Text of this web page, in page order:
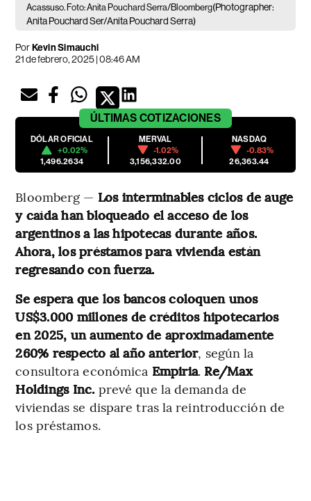
Acassuso. Foto: Anita Pouchard Serra/Bloomberg(Photographer:
Anita Pouchard Ser/Anita Pouchard Serra)
PorKevin Simauchi
21 de febrero, 2025 | 08:46 AM
ÚLTIMAS COTIZACIONES
DÓLAR OFICIAL
+0.02%
1,496.2634
MERVAL
-1.02%
3,156,332.00
NASDAQ
-0.83%
26,363.44
Bloomberg — Los interminables ciclos de auge
y caída han bloqueado el acceso de los
argentinos a las hipotecas durante años.
Ahora, los préstamos para vivienda están
regresando con fuerza.
Se espera que los bancos coloquen unos
US$3.000 millones de créditos hipotecarios
en 2025, un aumento de aproximadamente
260% respecto al año anterior, según la
consultora económica Empiria. Re/Max
Holdings Inc. prevé que la demanda de
viviendas se dispare tras la reintroducción de
los préstamos.